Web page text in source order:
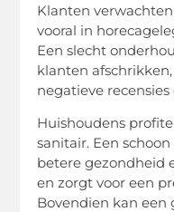
Klanten
vooral in
Een slecht
klanten
negatieve
Huishoudens
sanitair. Een
betere gezondheid
en zorgt voor een
Bovendien kan een